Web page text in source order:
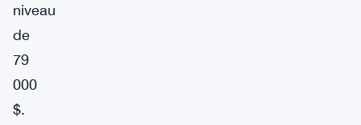
niveau
de
79
000
$.